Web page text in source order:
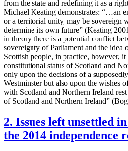
from the state and redefining it as a
Michael Keating demonstrates: “…an
or a territorial unity, may be sovereign
determine its own future” (Keating
in theory there is a potential conflict
sovereignty of Parliament and the idea
Scottish people, in practice, however, it
constitutional status of Scotland and
only upon the decisions of a
Westminster but also upon the wishes
with Scotland and Northern Ireland
of Scotland and Northern Ireland”
2. Issues left unsettled
the 2014 independence